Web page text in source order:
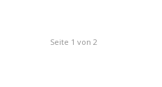
Seite 1 von 2